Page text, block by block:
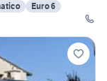
Euro 6